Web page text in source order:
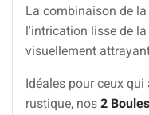
La combinaison de
l'intrication lisse de
visuellement
Idéales pour ceux
rustique, nos 2